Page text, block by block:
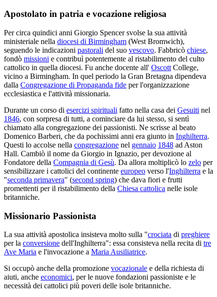
Apostolato in patria e vocazione religiosa
Per circa quindici anni Giorgio Spencer svolse la sua attività
ministeriale nella diocesi di Birmingham (West Bromwich),
seguendo le indicazioni pastorali del suo vescovo. Fabbricò chiese,
fondò missioni e contribuì potentemente al ristabilimento del culto
cattolico in quella diocesi. Fu anche docente all' Oscott College,
vicino a Birmingham. In quel periodo la Gran Bretagna dipendeva
dalla Congregazione di Propaganda fide per l'organizzazione
ecclesiastica e l'attività missionaria.
Durante un corso di esercizi spirituali fatto nella casa dei Gesuiti nel
1846, con sorpresa di tutti, a cominciare da lui stesso, si sentì
chiamato alla congregazione dei passionisti. Ne scrisse al beato
Domenico Barberi, che da pochissimi anni era giunto in Inghilterra.
Questi lo accolse nella congregazione nel gennaio 1848 ad Aston
Hall. Cambiò il nome da Giorgio in Ignazio, per devozione al
Fondatore della Compagnia di Gesù. Da allora moltiplicò lo zelo per
sensibilizzare i cattolici del continente europeo verso l'Inghilterra e la
"seconda primavera" (second spring) che dava fiori e frutti
promettenti per il ristabilimento della Chiesa cattolica nelle isole
britanniche.
Missionario Passionista
La sua attività apostolica insisteva molto sulla "crociata di preghiere
per la conversione dell'Inghilterra": essa consisteva nella recita di tre
Ave Maria e l'invocazione a Maria Ausiliatrice.
Si occupò anche della promozione vocazionale e della richiesta di
aiuti, anche economici, per le nuove fondazioni passioniste e le
necessità dei cattolici più poveri delle isole britanniche.